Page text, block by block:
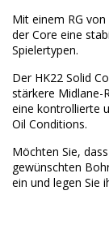
Mit einem RG
der Core eine
Spielertypen.
Der HK22 Solid
stärkere Midlane-
eine kontrollierte
Oil Conditions.
Möchten Sie,
gewünschten
ein und legen Sie